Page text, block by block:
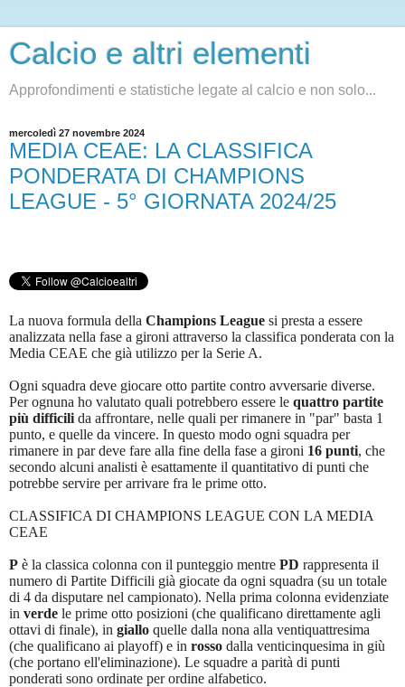
Calcio e altri elementi
Approfondimenti e statistiche legate al calcio e non solo...
mercoledì 27 novembre 2024
MEDIA CEAE: LA CLASSIFICA
PONDERATA DI CHAMPIONS
LEAGUE - 5° GIORNATA 2024/25
La nuova formula della Champions League si presta a essere
analizzata nella fase a gironi attraverso la classifica ponderata con la
Media CEAE che già utilizzo per la Serie A.
Ogni squadra deve giocare otto partite contro avversarie diverse.
Per ognuna ho valutato quali potrebbero essere le quattro partite
più difficili da affrontare, nelle quali per rimanere in "par" basta 1
punto, e quelle da vincere. In questo modo ogni squadra per
rimanere in par deve fare alla fine della fase a gironi 16 punti, che
secondo alcuni analisti è esattamente il quantitativo di punti che
potrebbe servire per arrivare fra le prime otto.
CLASSIFICA DI CHAMPIONS LEAGUE CON LA MEDIA
CEAE
P è la classica colonna con il punteggio mentre PD rappresenta il
numero di Partite Difficili già giocate da ogni squadra (su un totale
di 4 da disputare nel campionato). Nella prima colonna evidenziate
in verde le prime otto posizioni (che qualificano direttamente agli
ottavi di finale), in giallo quelle dalla nona alla ventiquattresima
(che qualificano ai playoff) e in rosso dalla venticinquesima in giù
(che portano ell'eliminazione). Le squadre a parità di punti
ponderati sono ordinate per ordine alfabetico.